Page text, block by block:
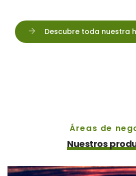
Descubre toda nuestra
Áreas de
Nuestros